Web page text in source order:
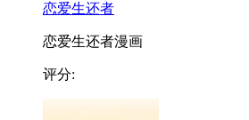
恋爱生还者
恋爱生还者漫画
评分: